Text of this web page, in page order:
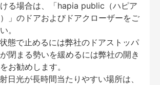
る場合は、「hapia public（ハピア
」のドアおよびドアクローザーをご
。
態で止めるには弊社のドアストッパ
閉まる勢いを緩めるには弊社の開き
お勧めします。
日光が長時間当たりやすい場所は、